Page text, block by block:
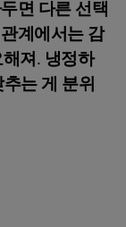
면 다른 선택
계에서는 감
해져. 냉정하
는 게 분위